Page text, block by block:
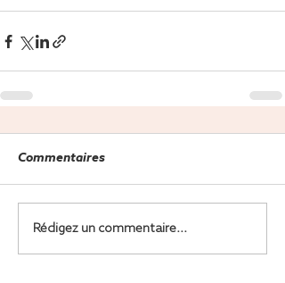
Commentaires
Rédigez un commentaire...